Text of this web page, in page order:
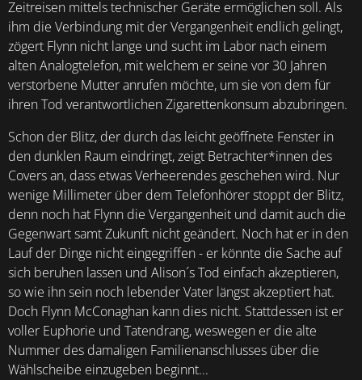
Zeitreisen mittels technischer Geräte ermöglichen soll. Als
ihm die Verbindung mit der Vergangenheit endlich gelingt,
zögert Flynn nicht lange und sucht im Labor nach einem
alten Analogtelefon, mit welchem er seine vor 30 Jahren
verstorbene Mutter anrufen möchte, um sie von dem für
ihren Tod verantwortlichen Zigarettenkonsum abzubringen.
Schon der Blitz, der durch das leicht geöffnete Fenster in
den dunklen Raum eindringt, zeigt Betrachter*innen des
Covers an, dass etwas Verheerendes geschehen wird. Nur
wenige Millimeter über dem Telefonhörer stoppt der Blitz,
denn noch hat Flynn die Vergangenheit und damit auch die
Gegenwart samt Zukunft nicht geändert. Noch hat er in den
Lauf der Dinge nicht eingegriffen - er könnte die Sache auf
sich beruhen lassen und Alison´s Tod einfach akzeptieren,
so wie ihn sein noch lebender Vater längst akzeptiert hat.
Doch Flynn McConaghan kann dies nicht. Stattdessen ist er
voller Euphorie und Tatendrang, weswegen er die alte
Nummer des damaligen Familienanschlusses über die
Wählscheibe einzugeben beginnt...